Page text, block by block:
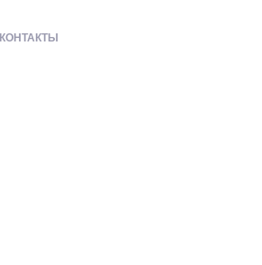
КОНТАКТЫ